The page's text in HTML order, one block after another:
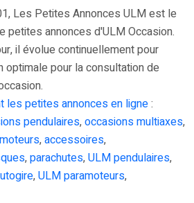
Les Petites Annonces ULM est le
petites annonces d'ULM Occasion.
il évolue continuellement pour
optimale pour la consultation de
les petites annonces en ligne:
pendulaires,occasions multiaxes,
,accessoires,
,parachutes,ULM pendulaires,
,ULM paramoteurs,